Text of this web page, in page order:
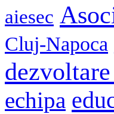
aiesec
Cluj-Napoca
echipa